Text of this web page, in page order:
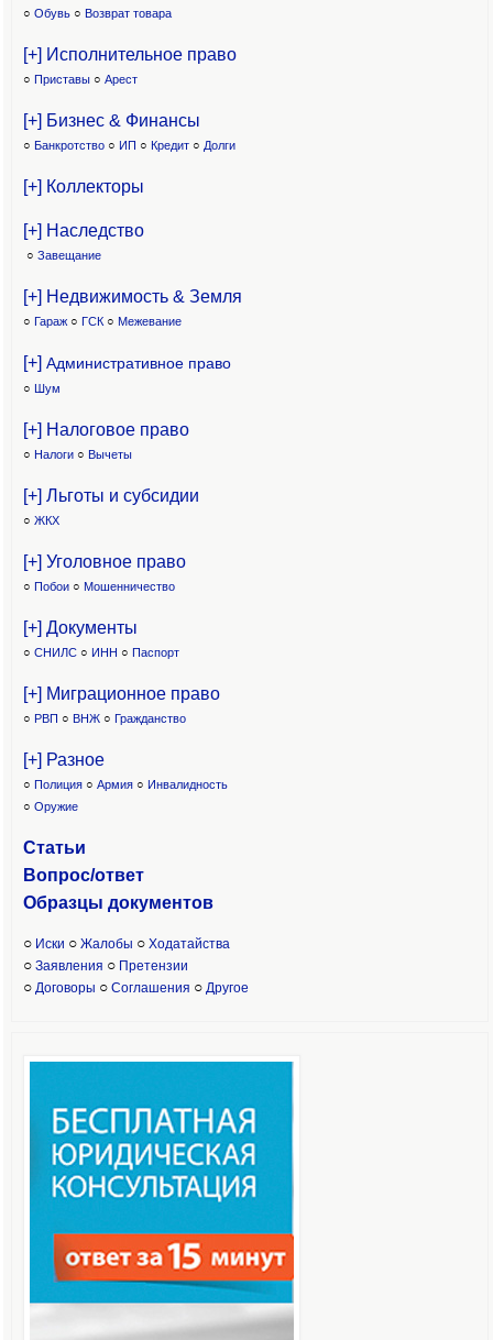
○ Обувь ○ Возврат товара
[+] Исполнительное право
○ Приставы ○ Арест
[+] Бизнес & Финансы
○ Банкротство ○ ИП ○ Кредит ○ Долги
[+] Коллекторы
[+] Наследство
○ Завещание
[+] Недвижимость & Земля
○ Гараж ○ ГСК ○ Межевание
[+] Административное право
○ Шум
[+] Налоговое право
○ Налоги ○ Вычеты
[+] Льготы и субсидии
○ ЖКХ
[+] Уголовное право
○ Побои ○ Мошенничество
[+] Документы
○ СНИЛС ○ ИНН ○ Паспорт
[+] Миграционное право
○ РВП ○ ВНЖ ○ Гражданство
[+] Разное
○ Полиция ○ Армия ○ Инвалидность
○ Оружие
Статьи
Вопрос/ответ
Образцы документов
○ Иски ○ Жалобы ○ Ходатайства
○ Заявления ○ Претензии
○ Договоры ○ Соглашения ○ Другое